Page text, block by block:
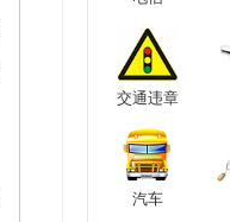
交通违章
汽车